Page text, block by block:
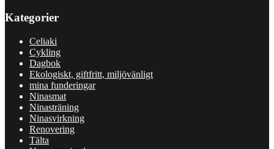
Kategorier
Celiaki
Cykling
Dagbok
Ekologiskt, giftfritt, miljövänligt
mina funderingar
Ninasmat
Ninasträning
Ninasvirkning
Renovering
Tälta